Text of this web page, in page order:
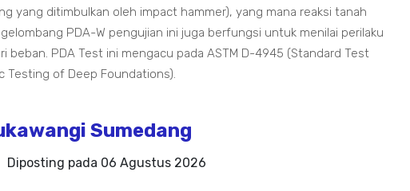
yang ditimbulkan oleh impact hammer), yang mana reaksi tanah
PDA-W pengujian ini juga berfungsi untuk menilai perilaku
beban. PDA Test ini mengacu pada ASTM D-4945 (Standard Test
Testing of Deep Foundations).
Sumedang
Diposting pada 06 Agustus 2026